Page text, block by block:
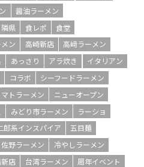
醤油ラーメン
隣県 食レポ
食堂
ン 高崎新店
高﨑ラーメン
あっさり アラ炊き
イタリアン
コラボ
シーフードラーメン
マトラーメン
ニューオープン
みどり市ラーメン
ラーショ
郎系インスパイア
五目麺
佐野ラーメン
冷やしラーメン
店 台湾ラーメン
周年イベント